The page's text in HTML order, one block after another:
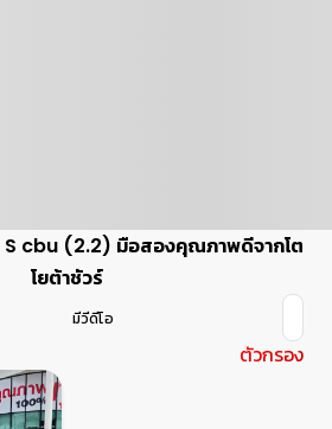
cbu (2.2) มือสองคุณภาพดีจากโต
โยต้าชัวร์
มีวีดีโอ
ตัวกรอง